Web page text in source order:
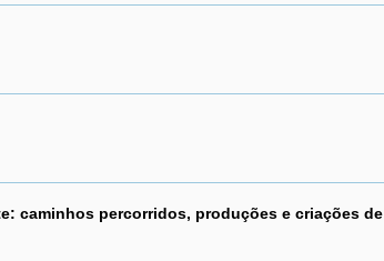
caminhos percorridos, produções e criações de